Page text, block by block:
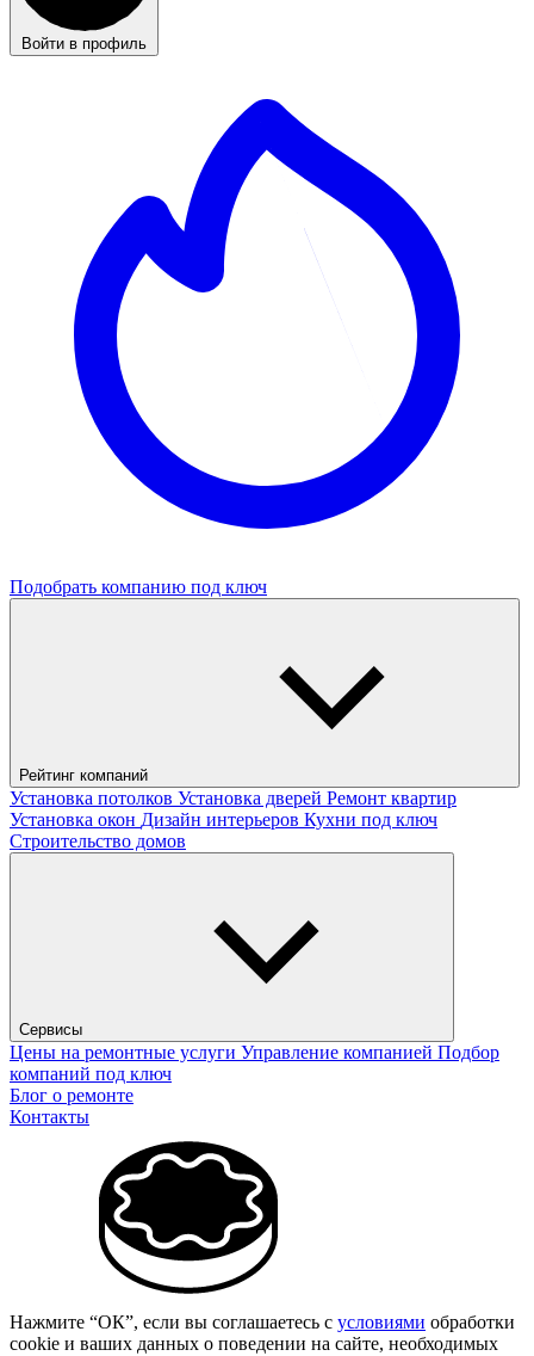
Войти в профиль
Подобрать компанию под ключ
Рейтинг компаний
Установка потолков Установка дверей Ремонт квартир
Установка окон Дизайн интерьеров Кухни под ключ
Строительство домов
Сервисы
Цены на ремонтные услуги Управление компанией Подбор
компаний под ключ
Блог о ремонте
Контакты
Нажмите “ОК”, если вы соглашаетесь с условиями обработки
cookie и ваших данных о поведении на сайте, необходимых